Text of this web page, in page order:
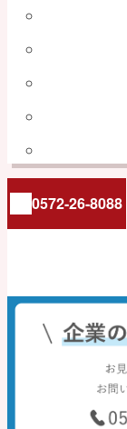
0572-26-8088